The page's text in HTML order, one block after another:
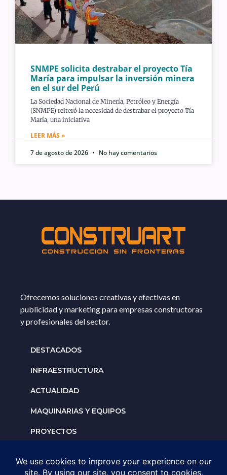
SNMPE solicita destrabar el proyecto Tía
María para impulsar la inversión minera
en el sur del Perú
La Sociedad Nacional de Minería, Petróleo y Energía
(SNMPE) reiteró la necesidad de destrabar el proyecto Tía
María, una iniciativa
LEER MÁS »
7 de agosto de 2026
No hay comentarios
Ofrecemos soluciones creativas y efectivas en
publicidad y marketing para empresas constructoras
y profesionales del sector.
DESTACADOS
INFRAESTRUCTURA
ACTUALIDAD
MAQUINARIAS Y EQUIPOS
PROYECTOS